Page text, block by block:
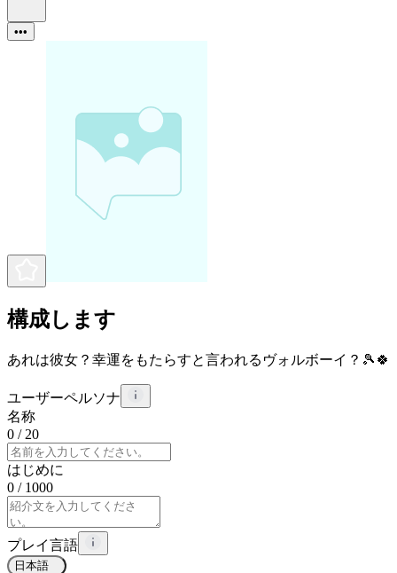
•••
構成します
あれは彼女？幸運をもたらすと言われるヴォルボーイ？🎾🍀
ユーザーペルソナ
名称
0 / 20
はじめに
0 / 1000
プレイ言語
日本語